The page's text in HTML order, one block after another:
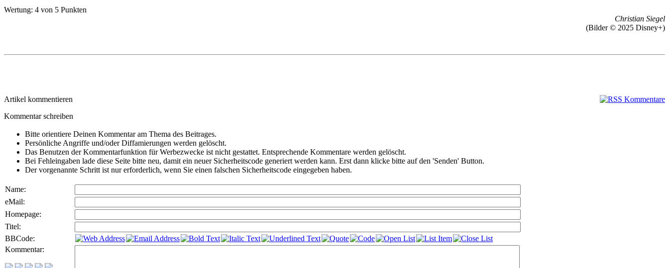
Wertung: 4 von 5 Punkten
Christian Siegel
(Bilder © 2025 Disney+)
Artikel kommentieren
Kommentar schreiben
Bitte orientiere Deinen Kommentar am Thema des Beitrages.
Persönliche Angriffe und/oder Diffamierungen werden gelöscht.
Das Benutzen der Kommentarfunktion für Werbezwecke ist nicht gestattet. Entsprechende Kommentare werden gelöscht.
Bei Fehleingaben lade diese Seite bitte neu, damit ein neuer Sicherheitscode generiert werden kann. Erst dann klicke bitte auf den 'Senden' Button.
Der vorgenannte Schritt ist nur erforderlich, wenn Sie einen falschen Sicherheitscode eingegeben haben.
Name:
eMail:
Homepage:
Titel:
BBCode:
Kommentar: